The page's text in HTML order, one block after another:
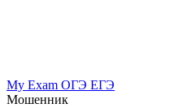
My Exam ОГЭ ЕГЭ
Мошенник